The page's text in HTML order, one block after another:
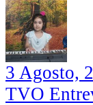
3 Agosto,
TVO